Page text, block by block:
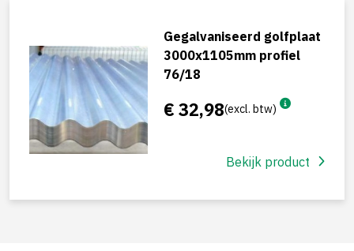
Gegalvaniseerd golfplaat
3000x1105mm profiel
76/18
€ 32,98(excl. btw)
Bekijk product